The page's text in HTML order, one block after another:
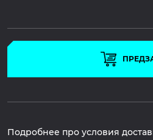
Подробнее про условия